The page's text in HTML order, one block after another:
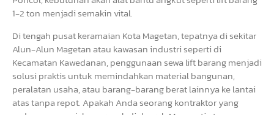
1-2 ton menjadi semakin vital.
Di tengah pusat keramaian Kota Magetan, tepatnya di sekitar
Alun-Alun Magetan atau kawasan industri seperti di
Kecamatan Kawedanan, penggunaan sewa lift barang menjadi
solusi praktis untuk memindahkan material bangunan,
peralatan usaha, atau barang-barang berat lainnya ke lantai
atas tanpa repot. Apakah Anda seorang kontraktor yang